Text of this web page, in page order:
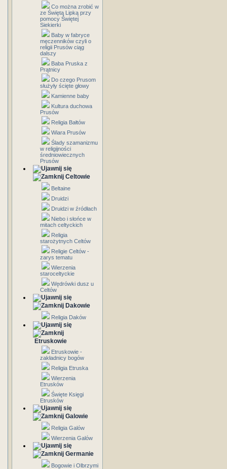
Co można zrobić w
ze Świętą Lipką przy
pomocy Świętej
Siekierki
Baby w fabryce
męczenników czyli o
religii Prusów ciąg
dalszy
Baba Pruska z
Prątnicy
Do czego Prusom
służyły ścięte głowy
Kamienne baby
Kultura duchowa
Prusów
Religia Bałtów
Wiara Prusów
Ślady szamanizmu
w religijności
średniowiecznych
Prusów
Celtowie
Beltaine
Druidzi
Druidzi w źródłach
Niebo i słońce w
mitach celtyckich
Religia
starożytnych Celtów
Religie Celtów -
zarys tematu
Wierzenia
staroceltyckie
Wędrówki dusz u
Celtów
Dakowie
Religia Daków
Etruskowie
Etruskowie -
zakładnicy bogów
Religia Etruska
Wierzenia
Etrusków
Święte Księgi
Etrusków
Galowie
Religia Galów
Wierzenia Galów
Germanie
Bogowie i Olbrzymi